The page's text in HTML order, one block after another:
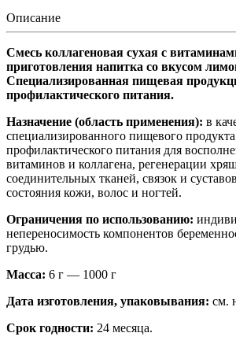
Описание
Смесь коллагеновая сухая с
приготовления напитка со вкусом
Специализированная пищевая
профилактического питания.
Назначение (область применения): в
специализированного пищевого
профилактического питания для
витаминов и коллагена, регенерации
соединительных тканей, связок и
состояния кожи, волос и ногтей.
Ограничения по использованию:
непереносимость компонентов
грудью.
Масса: 6 г — 1000 г
Дата изготовления, упаковывания: см.
Срок годности: 24 месяца.